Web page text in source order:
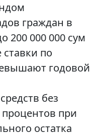
граждан в
200 000 000 сум
по
годовой
без
при
остатка